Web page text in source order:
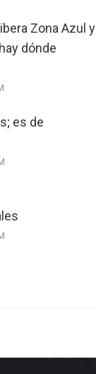
Zona Azul y
dónde
es de